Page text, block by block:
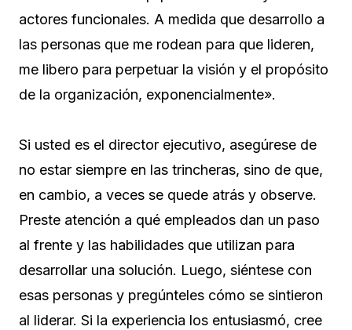
actores funcionales. A medida que desarrollo a
las personas que me rodean para que lideren,
me libero para perpetuar la visión y el propósito
de la organización, exponencialmente».
Si usted es el director ejecutivo, asegúrese de
no estar siempre en las trincheras, sino de que,
en cambio, a veces se quede atrás y observe.
Preste atención a qué empleados dan un paso
al frente y las habilidades que utilizan para
desarrollar una solución. Luego, siéntese con
esas personas y pregúnteles cómo se sintieron
al liderar. Si la experiencia los entusiasmó, cree